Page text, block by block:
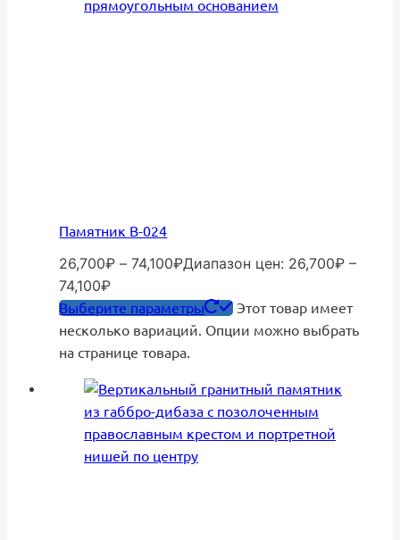
Памятник В-024
26,700₽ – 74,100₽Диапазон цен: 26,700₽ –
74,100₽
Выберите параметры
Этот товар имеет
несколько вариаций. Опции можно выбрать
на странице товара.